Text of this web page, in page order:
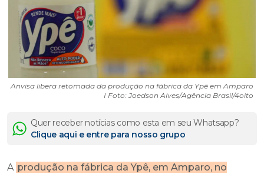
Anvisa libera retomada da produção na fábrica da Ypê em Amparo
I Foto: Joedson Alves/Agência Brasil/4oito
Quer receber notícias como esta em seu Whatsapp?
Clique aqui e entre para nosso grupo
A produção na fábrica da Ypê, em Amparo, no